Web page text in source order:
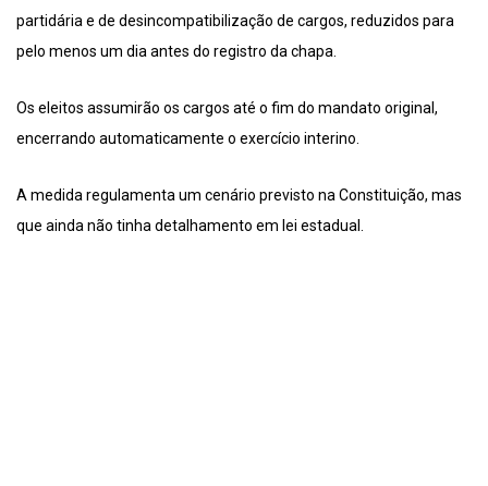
partidária e de desincompatibilização de cargos, reduzidos para
pelo menos um dia antes do registro da chapa.
Os eleitos assumirão os cargos até o fim do mandato original,
encerrando automaticamente o exercício interino.
A medida regulamenta um cenário previsto na Constituição, mas
que ainda não tinha detalhamento em lei estadual.